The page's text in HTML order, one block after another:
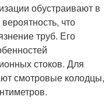
обустраивают в
что
труб. Его
стоков. Для
смотровые колодцы,